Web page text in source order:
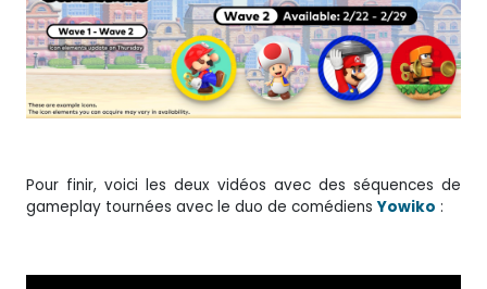
Pour finir, voici les deux vidéos avec des séquences de
gameplay tournées avec le duo de comédiens Yowiko :